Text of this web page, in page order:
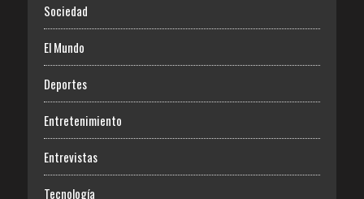
Sociedad
El Mundo
Deportes
Entretenimiento
Entrevistas
Tecnología